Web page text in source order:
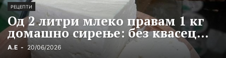
РЕЦЕПТИ
Од 2 литри млеко правам 1 кг
домашно сирење: без квасец...
А.Е - 20/06/2026